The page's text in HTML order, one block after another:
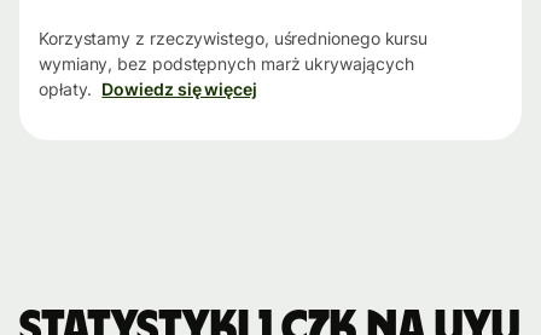
Korzystamy z rzeczywistego, uśrednionego kursu
wymiany, bez podstępnych marż ukrywających
opłaty. Dowiedz się więcej